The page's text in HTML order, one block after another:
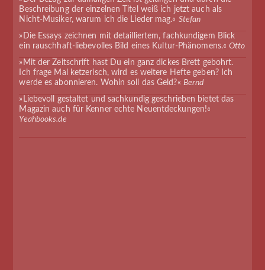
Beschreibung der einzelnen Titel weiß ich jetzt auch als
Nicht-Musiker, warum ich die Lieder mag.« Stefan
»Die Essays zeichnen mit detailliertem, fachkundigem Blick
ein rauschhaft-liebevolles Bild eines Kultur-Phänomens.«Otto
»Mit der Zeitschrift hast Du ein ganz dickes Brett gebohrt.
Ich frage Mal ketzerisch, wird es weitere Hefte geben? Ich
werde es abonnieren. Wohin soll das Geld?« Bernd
»Liebevoll gestaltet und sachkundig geschrieben bietet das
Magazin auch für Kenner echte Neuentdeckungen!«
Yeahbooks.de